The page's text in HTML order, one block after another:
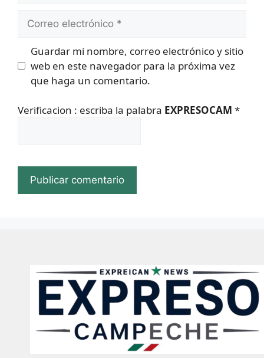
electrónico
Guardar mi nombre, correo electrónico y sitio
web en este navegador para la próxima vez
que haga un comentario.
Verificacion : escriba la palabra EXPRESOCAM *